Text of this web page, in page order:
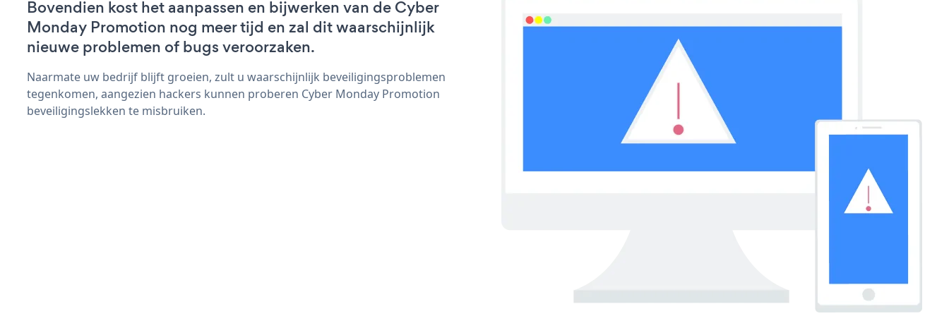
Bovendien kost het aanpassen en bijwerken van de Cyber
Monday Promotion nog meer tijd en zal dit waarschijnlijk
nieuwe problemen of bugs veroorzaken.
Naarmate uw bedrijf blijft groeien, zult u waarschijnlijk beveiligingsproblemen
tegenkomen, aangezien hackers kunnen proberen Cyber Monday Promotion
beveiligingslekken te misbruiken.